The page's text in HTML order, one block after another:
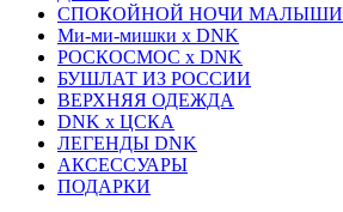
СПОКОЙНОЙ НОЧИ МАЛЫШИ
Ми-ми-мишки x DNK
РОСКОСМОС x DNK
БУШЛАТ ИЗ РОССИИ
ВЕРХНЯЯ ОДЕЖДА
DNK x ЦСКА
ЛЕГЕНДЫ DNK
АКСЕССУАРЫ
ПОДАРКИ